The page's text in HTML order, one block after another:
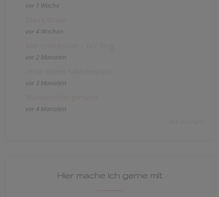
vor 1 Woche
vor 4 Wochen
vor 2 Monaten
vor 3 Monaten
vor 4 Monaten
Hier mache ich gerne mit